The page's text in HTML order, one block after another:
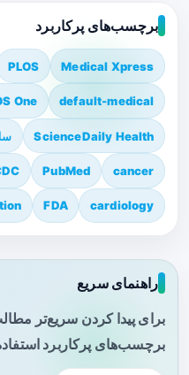
برچسب‌های پرکاربرد
Medical Xpress
PLOS
default-medical
One
ScienceDaily Health
cancer
PubMed
cardiology
FDA
راهنمای سریع
برای پیدا کردن سریع‌تر
برچسب‌های پرکاربرد